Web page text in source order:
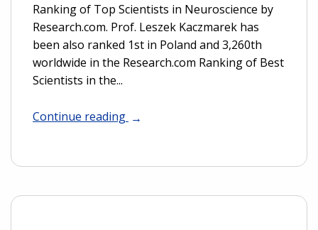
Ranking of Top Scientists in Neuroscience by
Research.com. Prof. Leszek Kaczmarek has
been also ranked 1st in Poland and 3,260th
worldwide in the Research.com Ranking of Best
Scientists in the...
Continue reading